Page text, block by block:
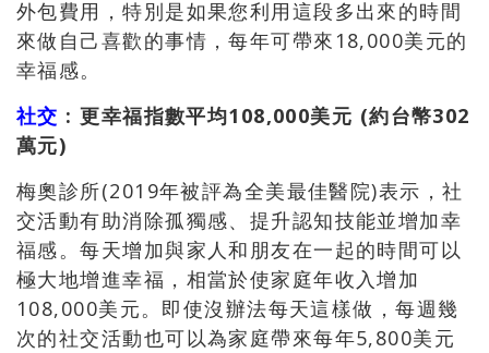
外包費用，特別是如果您利用這段多出來的時間
來做自己喜歡的事情，每年可帶來18,000美元的
幸福感。
社交 : 更幸福指數平均108,000美元 (約台幣302
萬元)
梅奧診所(2019年被評為全美最佳醫院)表示，社
交活動有助消除孤獨感、提升認知技能並增加幸
福感。每天增加與家人和朋友在一起的時間可以
極大地增進幸福，相當於使家庭年收入增加
108,000美元。即使沒辦法每天這樣做，每週幾
次的社交活動也可以為家庭帶來每年5,800美元